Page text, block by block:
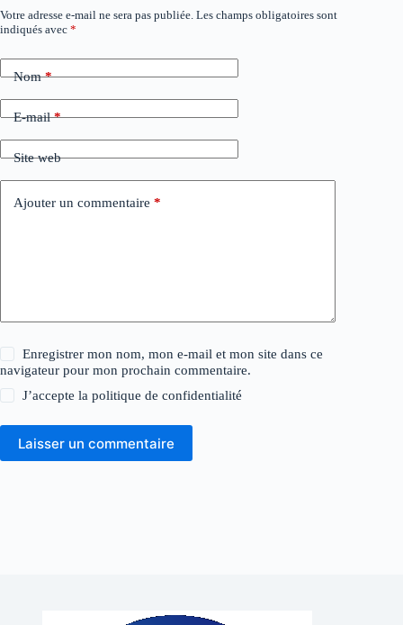
Votre adresse e-mail ne sera pas publiée. Les champs obligatoires sont
indiqués avec *
Nom*
E-mail*
Site web
Ajouter un commentaire *
Enregistrer mon nom, mon e-mail et mon site dans ce
navigateur pour mon prochain commentaire.
J’accepte lapolitique de confidentialité
Laisser un commentaire